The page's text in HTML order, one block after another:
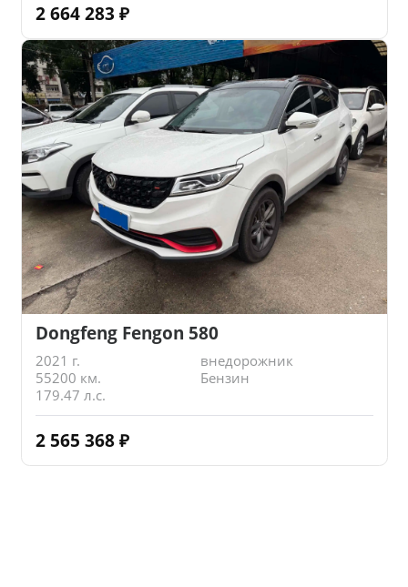
2 664 283 ₽
Dongfeng Fengon 580
2021 г.
внедорожник
55200 км.
Бензин
179.47 л.с.
2 565 368 ₽